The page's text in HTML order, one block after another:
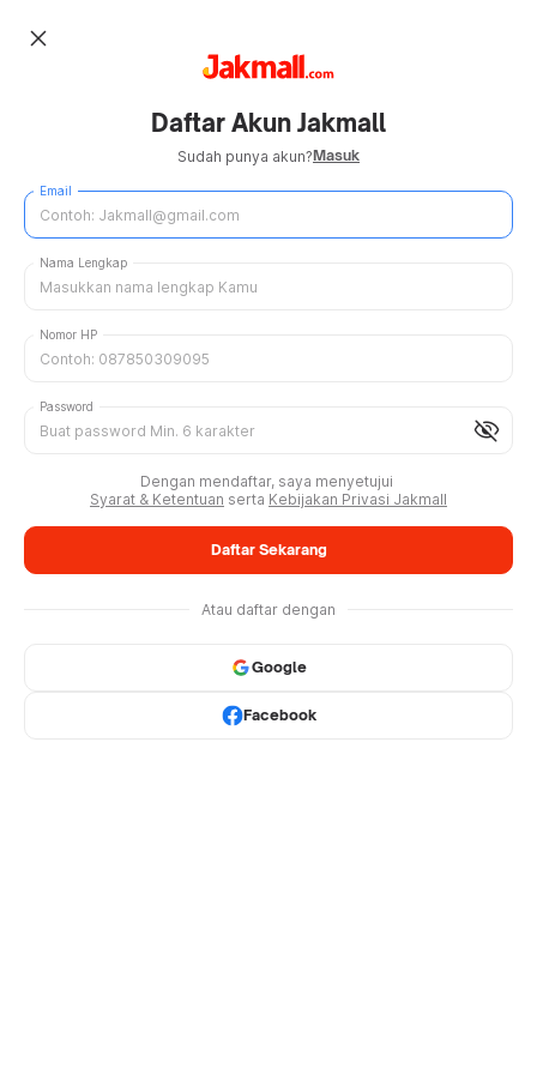
close
Daftar Akun Jakmall
Sudah punya akun?Masuk
Email
Nama Lengkap
Nomor HP
visibility_off
Password
Dengan mendaftar, saya menyetujui
Syarat & Ketentuan serta Kebijakan Privasi Jakmall
Daftar Sekarang
Atau daftar dengan
Google
Facebook